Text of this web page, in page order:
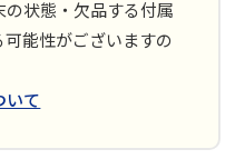
状態・欠品する付属
能性がございますの
いて